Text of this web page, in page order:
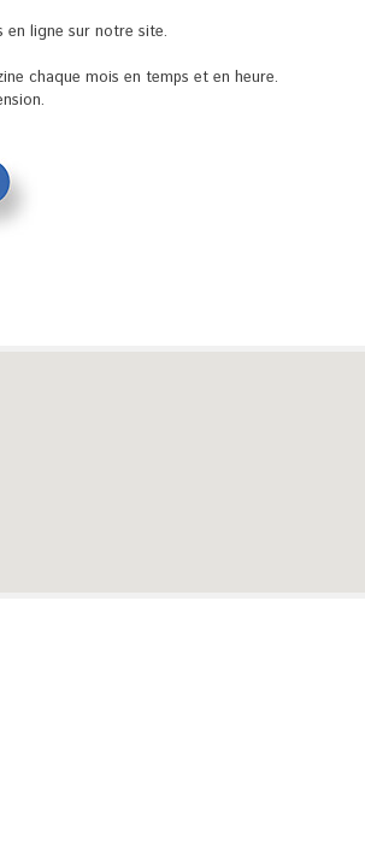
en ligne sur notre site.
chaque mois en temps et en heure.